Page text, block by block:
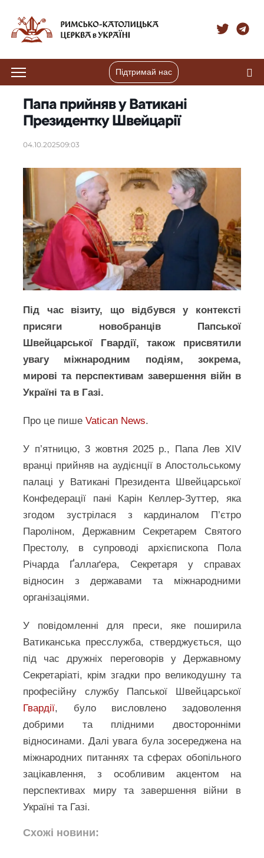
Підтримай нас
Папа прийняв у Ватикані
Президентку Швейцарії
04.10.202509:03
Під час візиту, що відбувся у контексті
присяги новобранців Папської
Швейцарської Гвардії, також присвятили
увагу міжнародним подіям, зокрема,
мирові та перспективам завершення війн в
Україні та в Газі.
Про це пишеVatican News.
У п’ятницю, 3 жовтня 2025 р., Папа Лев XIV
вранці прийняв на аудієнції в Апостольському
палаці у Ватикані Президента Швейцарської
Конфедерації пані Карін Келлер-Зуттер, яка
згодом зустрілася з кардиналом П’єтро
Пароліном, Державним Секретарем Святого
Престолу, в супроводі архієпископа Пола
Річарда Ґаллаґера, Секретаря у справах
відносин з державами та міжнародними
організаціями.
У повідомленні для преси, яке поширила
Ватиканська пресслужба, стверджується, що
під час дружніх переговорів у Державному
Секретаріаті, крім згадки про великодушну та
професійну службу Папської Швейцарської
Гвардії, було висловлено задоволення
добрими та плідними двосторонніми
відносинами. Далі увага була зосереджена на
міжнародних питаннях та сферах обопільного
зацікавлення, з особливим акцентом на
перспективах миру та завершення війни в
Україні та Газі.
Схожі новини: